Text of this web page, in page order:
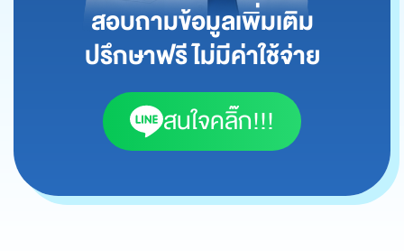
สอบถามข้อมูลเพิ่มเติม
ปรึกษาฟรี ไม่มีค่าใช้จ่าย
สนใจคลิ๊ก!!!